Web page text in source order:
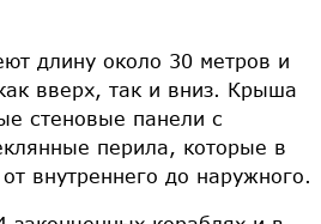
длину около 30 метров и
вверх, так и вниз. Крыша
стеновые панели с
перила, которые в
внутреннего до наружного.